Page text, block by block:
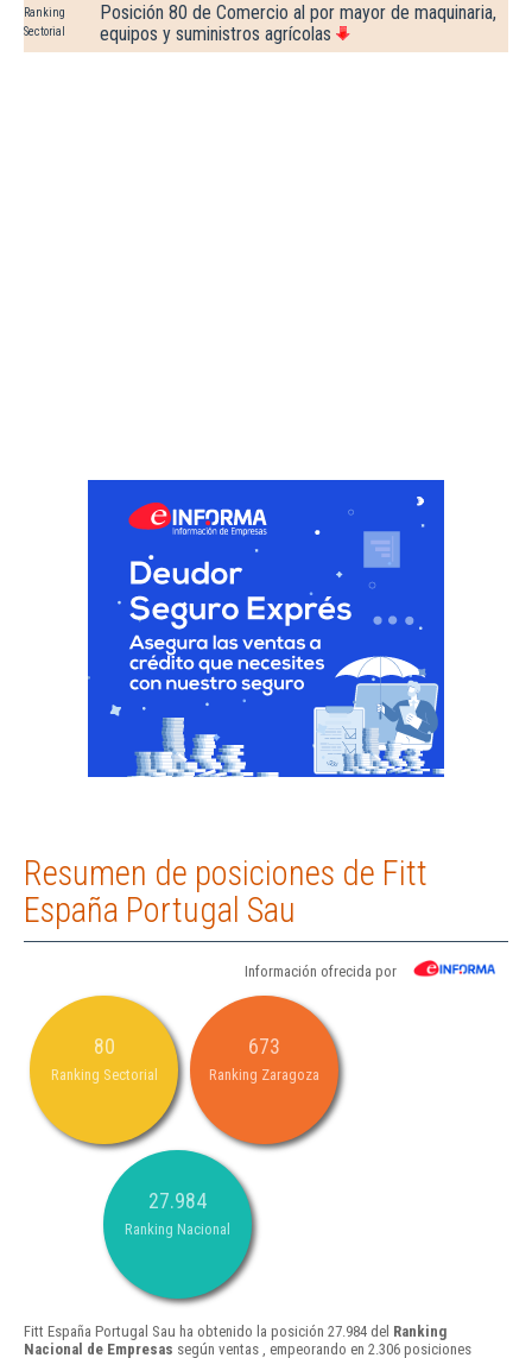
Ranking
Sectorial
Posición 80 de Comercio al por mayor de maquinaria,
equipos y suministros agrícolas
Resumen de posiciones de Fitt
España Portugal Sau
Información ofrecida por
80
Ranking Sectorial
673
Ranking Zaragoza
27.984
Ranking Nacional
Fitt España Portugal Sau ha obtenido la posición 27.984 del Ranking
Nacional de Empresas según ventas , empeorando en 2.306 posiciones